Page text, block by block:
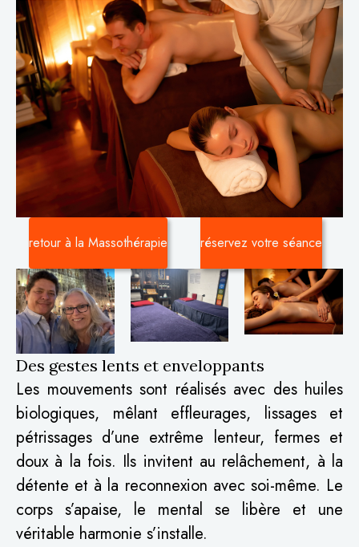
retour à la Massothérapie réservez votre séance
Des gestes lents et enveloppants
Les mouvements sont réalisés avec des huiles
biologiques, mêlant effleurages, lissages et
pétrissages d’une extrême lenteur, fermes et
doux à la fois. Ils invitent au relâchement, à la
détente et à la reconnexion avec soi-même. Le
corps s’apaise, le mental se libère et une
véritable harmonie s’installe.